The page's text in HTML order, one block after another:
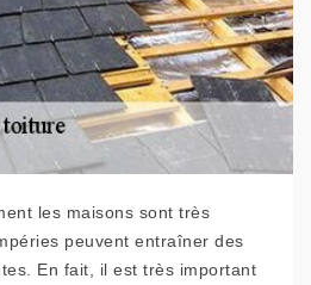
les maisons sont très
peuvent entraîner des
En fait, il est très important